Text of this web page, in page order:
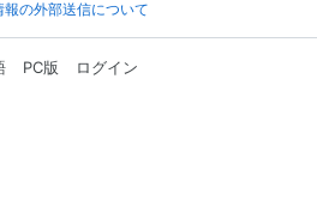
報の外部送信について
PC版 ログイン